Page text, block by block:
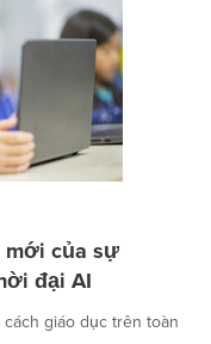
mới của sự
đại AI
giáo dục trên toàn